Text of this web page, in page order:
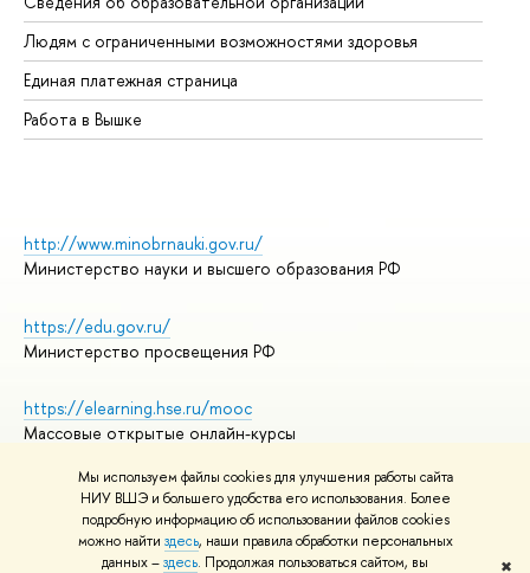
Мы используем файлы cookies для улучшения работы сайта
НИУ ВШЭ и большего удобства его использования. Более
подробную информацию об использовании файлов cookies
можно найти здесь, наши правила обработки персональных
данных –здесь. Продолжая пользоваться сайтом, вы ✖
Людям с ограниченными возможностями здоровья
Единая платежная страница
Работа в Вышке
http://www.minobrnauki.gov.ru/
Министерство науки и высшего образования РФ
https://edu.gov.ru/
Министерство просвещения РФ
https://elearning.hse.ru/mooc
Массовые открытые онлайн-курсы
© НИУ ВШЭ 1993–2026
Адреса и контакты
Условия использования материалов